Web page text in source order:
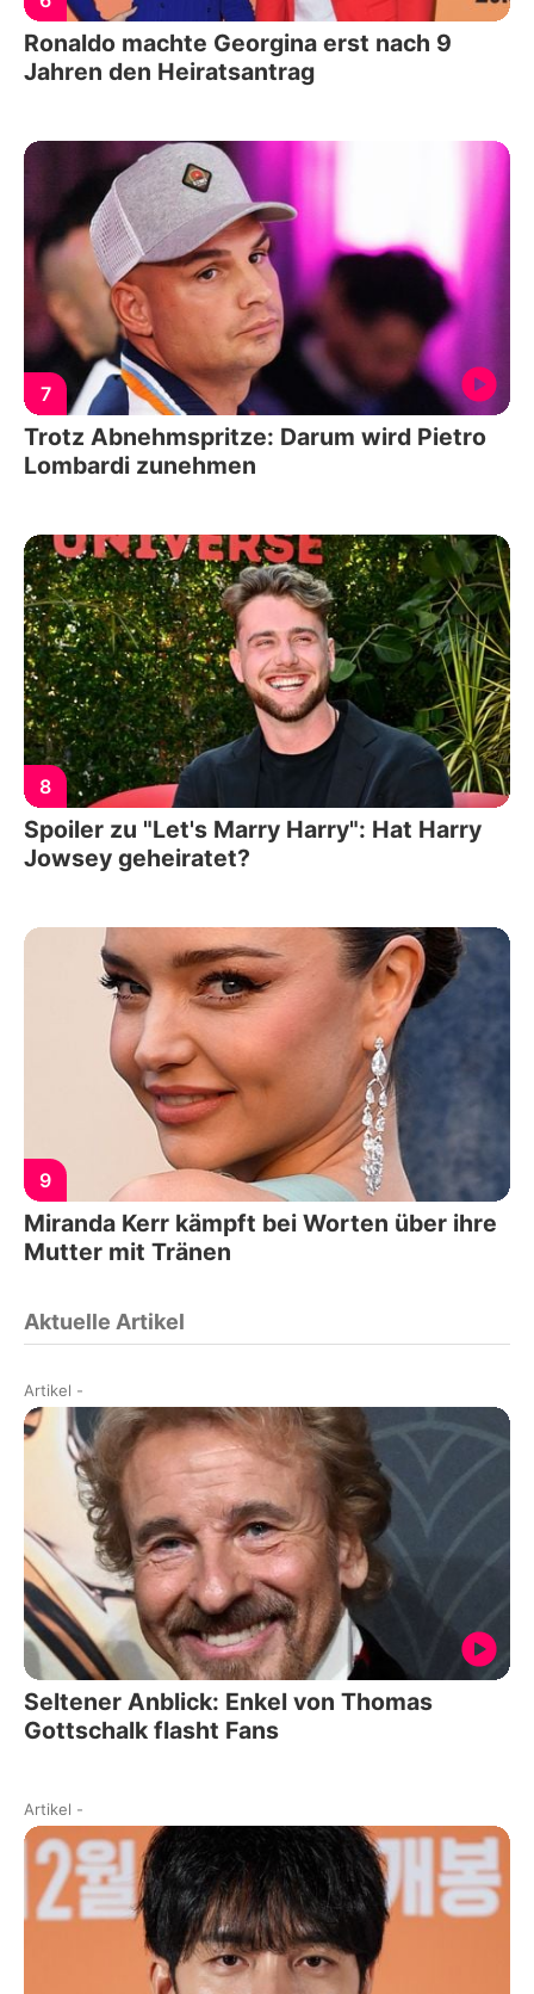
Ronaldo machte Georgina erst nach 9
Jahren den Heiratsantrag
7
Trotz Abnehmspritze: Darum wird Pietro
Lombardi zunehmen
8
Spoiler zu "Let's Marry Harry": Hat Harry
Jowsey geheiratet?
9
Miranda Kerr kämpft bei Worten über ihre
Mutter mit Tränen
Aktuelle Artikel
Artikel -
Seltener Anblick: Enkel von Thomas
Gottschalk flasht Fans
Artikel -